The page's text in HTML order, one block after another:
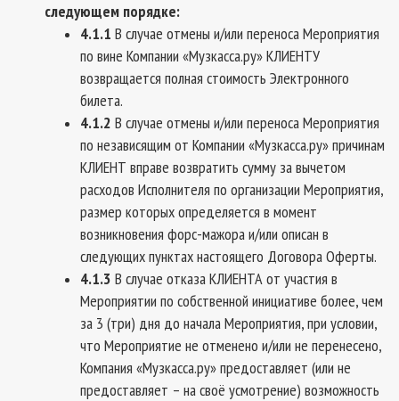
следующем порядке:
4.1.1 В случае отмены и/или переноса Мероприятия
по вине Компании «Музкасса.ру» КЛИЕНТУ
возвращается полная стоимость Электронного
билета.
4.1.2 В случае отмены и/или переноса Мероприятия
по независящим от Компании «Музкасса.ру» причинам
КЛИЕНТ вправе возвратить сумму за вычетом
расходов Исполнителя по организации Мероприятия,
размер которых определяется в момент
возникновения форс-мажора и/или описан в
следующих пунктах настоящего Договора Оферты.
4.1.3 В случае отказа КЛИЕНТА от участия в
Мероприятии по собственной инициативе более, чем
за 3 (три) дня до начала Мероприятия, при условии,
что Мероприятие не отменено и/или не перенесено,
Компания «Музкасса.ру» предоставляет (или не
предоставляет – на своё усмотрение) возможность